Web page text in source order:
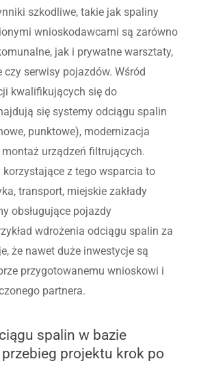
szkodliwe, takie jak spaliny
wnioskodawcami są zarówno
jak i prywatne warsztaty,
serwisy pojazdów. Wśród
kwalifikujących się do
się systemy odciągu spalin
punktowe), modernizacja
urządzeń filtrujących.
korzystające z tego wsparcia to
transport, miejskie zakłady
obsługujące pojazdy
wdrożenia odciągu spalin za
że nawet duże inwestycje są
przygotowanemu wnioskowi i
partnera.
spalin w bazie
projektu krok po